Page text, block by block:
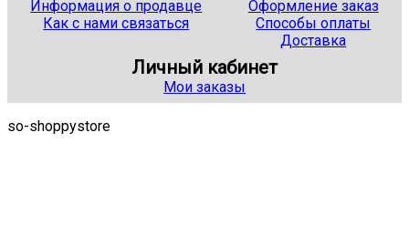
Информация о продавце
Как с нами связаться
Оформление заказ
Способы оплаты
Доставка
Личный кабинет
Мои заказы
so-shoppystore